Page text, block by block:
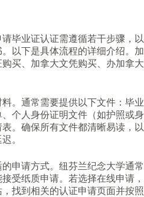
毕业证认证需遵循若干步骤，以
以下是具体流程的详细介绍。加
买、加拿大文凭购买、办加拿大
。通常需要提供以下文件：毕业
个人身份证明文件（如护照或身
。确保所有文件都清晰易读，以
。
申请方式。纽芬兰纪念大学通常
受纸质申请。若选择在线申请，
找到相关的认证申请页面并按照